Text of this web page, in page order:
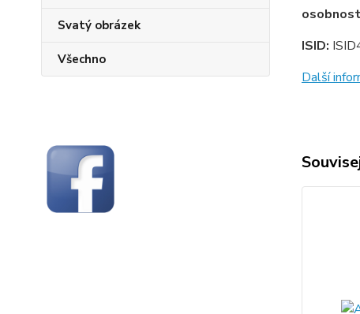
Svatý obrázek
Všechno
ISID:
Další